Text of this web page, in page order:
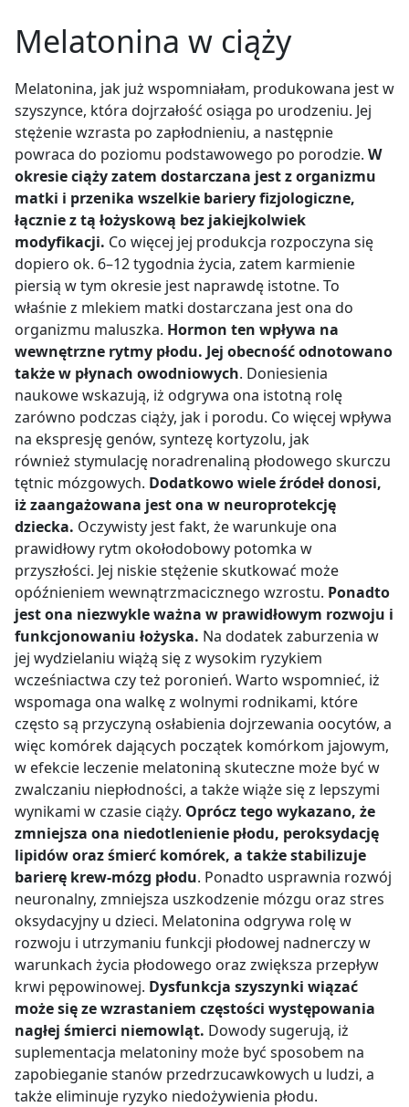
Melatonina w ciąży
Melatonina, jak już wspomniałam, produkowana jest w
szyszynce, która dojrzałość osiąga po urodzeniu. Jej
stężenie wzrasta po zapłodnieniu, a następnie
powraca do poziomu podstawowego po porodzie. W
okresie ciąży zatem dostarczana jest z organizmu
matki i przenika wszelkie bariery fizjologiczne,
łącznie z tą łożyskową bez jakiejkolwiek
modyfikacji. Co więcej jej produkcja rozpoczyna się
dopiero ok. 6–12 tygodnia życia, zatem karmienie
piersią w tym okresie jest naprawdę istotne. To
właśnie z mlekiem matki dostarczana jest ona do
organizmu maluszka. Hormon ten wpływa na
wewnętrzne rytmy płodu. Jej obecność odnotowano
także w płynach owodniowych. Doniesienia
naukowe wskazują, iż odgrywa ona istotną rolę
zarówno podczas ciąży, jak i porodu. Co więcej wpływa
na ekspresję genów, syntezę kortyzolu, jak
również stymulację noradrenaliną płodowego skurczu
tętnic mózgowych. Dodatkowo wiele źródeł donosi,
iż zaangażowana jest ona w neuroprotekcję
dziecka. Oczywisty jest fakt, że warunkuje ona
prawidłowy rytm okołodobowy potomka w
przyszłości. Jej niskie stężenie skutkować może
opóźnieniem wewnątrzmacicznego wzrostu. Ponadto
jest ona niezwykle ważna w prawidłowym rozwoju i
funkcjonowaniu łożyska. Na dodatek zaburzenia w
jej wydzielaniu wiążą się z wysokim ryzykiem
wcześniactwa czy też poronień. Warto wspomnieć, iż
wspomaga ona walkę z wolnymi rodnikami, które
często są przyczyną osłabienia dojrzewania oocytów, a
więc komórek dających początek komórkom jajowym,
w efekcie leczenie melatoniną skuteczne może być w
zwalczaniu niepłodności, a także wiąże się z lepszymi
wynikami w czasie ciąży. Oprócz tego wykazano, że
zmniejsza ona niedotlenienie płodu, peroksydację
lipidów oraz śmierć komórek, a także stabilizuje
barierę krew-mózg płodu. Ponadto usprawnia rozwój
neuronalny, zmniejsza uszkodzenie mózgu oraz stres
oksydacyjny u dzieci. Melatonina odgrywa rolę w
rozwoju i utrzymaniu funkcji płodowej nadnerczy w
warunkach życia płodowego oraz zwiększa przepływ
krwi pępowinowej. Dysfunkcja szyszynki wiązać
może się ze wzrastaniem częstości występowania
nagłej śmierci niemowląt. Dowody sugerują, iż
suplementacja melatoniny może być sposobem na
zapobieganie stanów przedrzucawkowych u ludzi, a
także eliminuje ryzyko niedożywienia płodu.